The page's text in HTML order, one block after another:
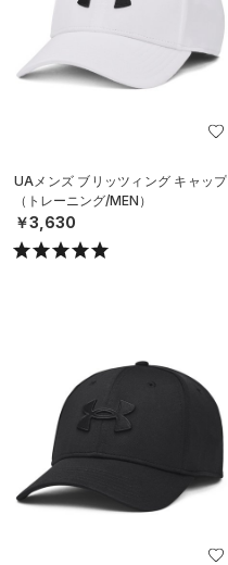
UAメンズ ブリッツィング キャップ
（トレーニング/MEN）
￥3,630